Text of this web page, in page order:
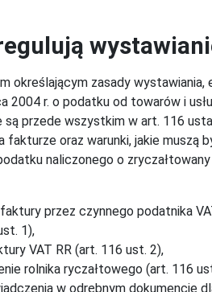
określającym zasady
2004 r. o podatku od towarów i
przede wszystkim w art. 116
fakturze oraz warunki, jakie muszą
naliczonego o
przez czynnego podatnika
1),
VAT RR (art. 116 ust. 2),
rolnika ryczałtowego (art. 116
w odrębnym dokumencie